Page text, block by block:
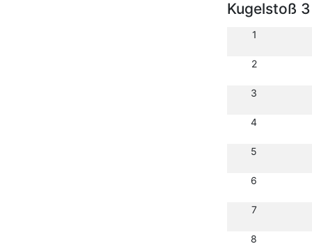
Kugelstoß
1
2
3
4
5
6
7
8